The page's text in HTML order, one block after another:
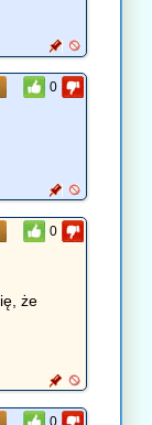
0
0
że
0